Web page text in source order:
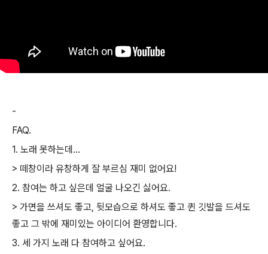
-
FAQ.
1. 노래 못하는데...
> 떼창이라 유창하게 잘 부르심 재미 없어요!
2. 참여는 하고 싶은데 얼굴 나오긴 싫어요.
> 가면을 쓰셔도 좋고, 뒷모습으로 하셔도 좋고 퀸 깃발을 드셔도
좋고 그 밖에 재미있는 아이디어 환영합니다.
3. 세 가지 노래 다 참여하고 싶어요.